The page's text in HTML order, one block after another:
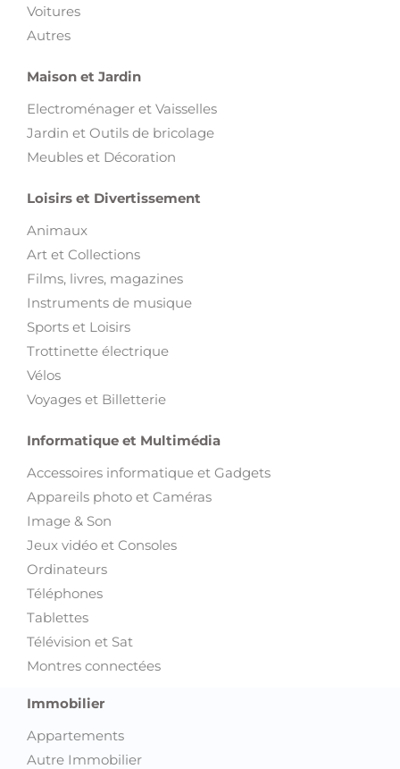
Voitures
Autres
Maison et Jardin
Electroménager et Vaisselles
Jardin et Outils de bricolage
Meubles et Décoration
Loisirs et Divertissement
Animaux
Art et Collections
Films, livres, magazines
Instruments de musique
Sports et Loisirs
Trottinette électrique
Vélos
Voyages et Billetterie
Informatique et Multimédia
Accessoires informatique et Gadgets
Appareils photo et Caméras
Image & Son
Jeux vidéo et Consoles
Ordinateurs
Téléphones
Tablettes
Télévision et Sat
Montres connectées
Immobilier
Appartements
Autre Immobilier